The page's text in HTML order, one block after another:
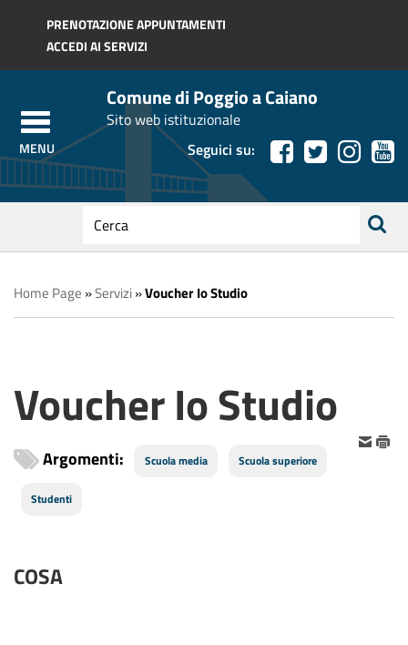
Regione Toscana
PRENOTAZIONE APPUNTAMENTI
ACCEDI AI SERVIZI
Comune di Poggio a Caiano
Sito web istituzionale
Seguici su:
testo
da
cercare
ricerca
Home Page »Servizi»Voucher Io Studio
Voucher Io Studio
Argomenti: Scuola media Scuola superiore
Studenti
COSA